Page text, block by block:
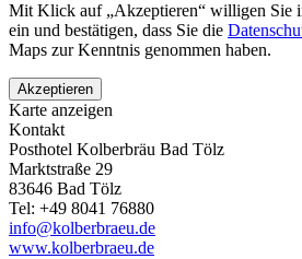
Mit Klick auf „Akzeptieren“ willigen Sie
ein und bestätigen, dass Sie die
Maps zur Kenntnis genommen haben.
Akzeptieren
Karte anzeigen
Kontakt
Posthotel Kolberbräu Bad Tölz
Marktstraße 29
83646 Bad Tölz
Tel: +49 8041 76880
info@kolberbraeu.de
www.kolberbraeu.de